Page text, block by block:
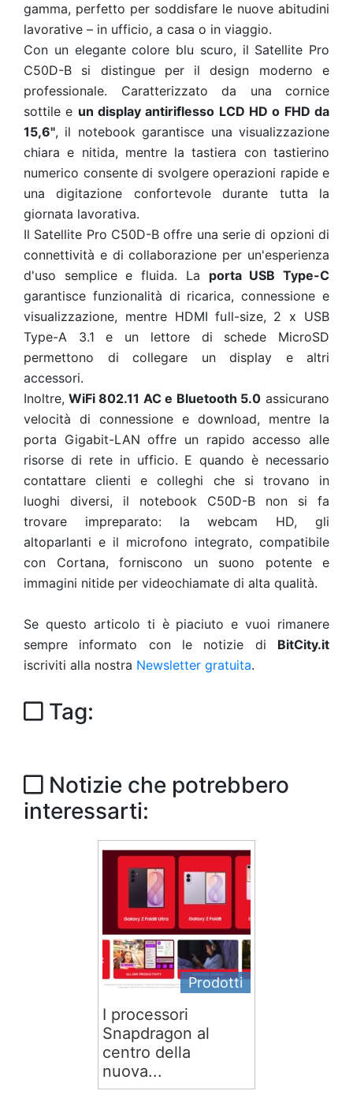
gamma, perfetto per soddisfare le nuove abitudini
lavorative – in ufficio, a casa o in viaggio.
Con un elegante colore blu scuro, il Satellite Pro
C50D-B si distingue per il design moderno e
professionale. Caratterizzato da una cornice
sottile e un display antiriflesso LCD HD o FHD da
15,6", il notebook garantisce una visualizzazione
chiara e nitida, mentre la tastiera con tastierino
numerico consente di svolgere operazioni rapide e
una digitazione confortevole durante tutta la
giornata lavorativa.
Il Satellite Pro C50D-B offre una serie di opzioni di
connettività e di collaborazione per un'esperienza
d'uso semplice e fluida. La porta USB Type-C
garantisce funzionalità di ricarica, connessione e
visualizzazione, mentre HDMI full-size, 2 x USB
Type-A 3.1 e un lettore di schede MicroSD
permettono di collegare un display e altri
accessori.
Inoltre, WiFi 802.11 AC e Bluetooth 5.0 assicurano
velocità di connessione e download, mentre la
porta Gigabit-LAN offre un rapido accesso alle
risorse di rete in ufficio. E quando è necessario
contattare clienti e colleghi che si trovano in
luoghi diversi, il notebook C50D-B non si fa
trovare impreparato: la webcam HD, gli
altoparlanti e il microfono integrato, compatibile
con Cortana, forniscono un suono potente e
immagini nitide per videochiamate di alta qualità.
Se questo articolo ti è piaciuto e vuoi rimanere
sempre informato con le notizie di BitCity.it
iscriviti alla nostra Newsletter gratuita.
Tag:
Notizie che potrebbero
interessarti:
Prodotti
I processori
Snapdragon al
centro della
nuova...